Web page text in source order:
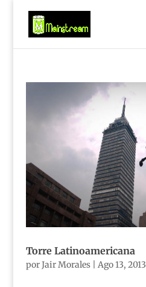
Torre Latinoamericana
porJair Morales| Ago 13, 2013